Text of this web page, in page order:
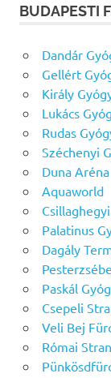
BUDAPESTI
Dandár
Gellért
Király
Lukács
Rudas
Széchenyi
Duna Aréna
Aquaworld
Palatinus
Dagály
Paskál
Csepeli
Veli Bej
Római